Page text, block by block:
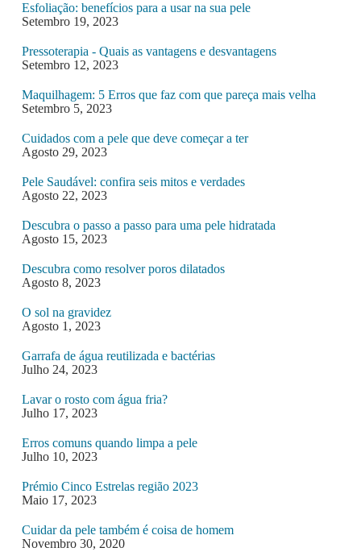
Esfoliação: benefícios para a usar na sua pele
Setembro 19, 2023
Pressoterapia - Quais as vantagens e desvantagens
Setembro 12, 2023
Maquilhagem: 5 Erros que faz com que pareça mais velha
Setembro 5, 2023
Cuidados com a pele que deve começar a ter
Agosto 29, 2023
Pele Saudável: confira seis mitos e verdades
Agosto 22, 2023
Descubra o passo a passo para uma pele hidratada
Agosto 15, 2023
Descubra como resolver poros dilatados
Agosto 8, 2023
O sol na gravidez
Agosto 1, 2023
Garrafa de água reutilizada e bactérias
Julho 24, 2023
Lavar o rosto com água fria?
Julho 17, 2023
Erros comuns quando limpa a pele
Julho 10, 2023
Prémio Cinco Estrelas região 2023
Maio 17, 2023
Cuidar da pele também é coisa de homem
Novembro 30, 2020